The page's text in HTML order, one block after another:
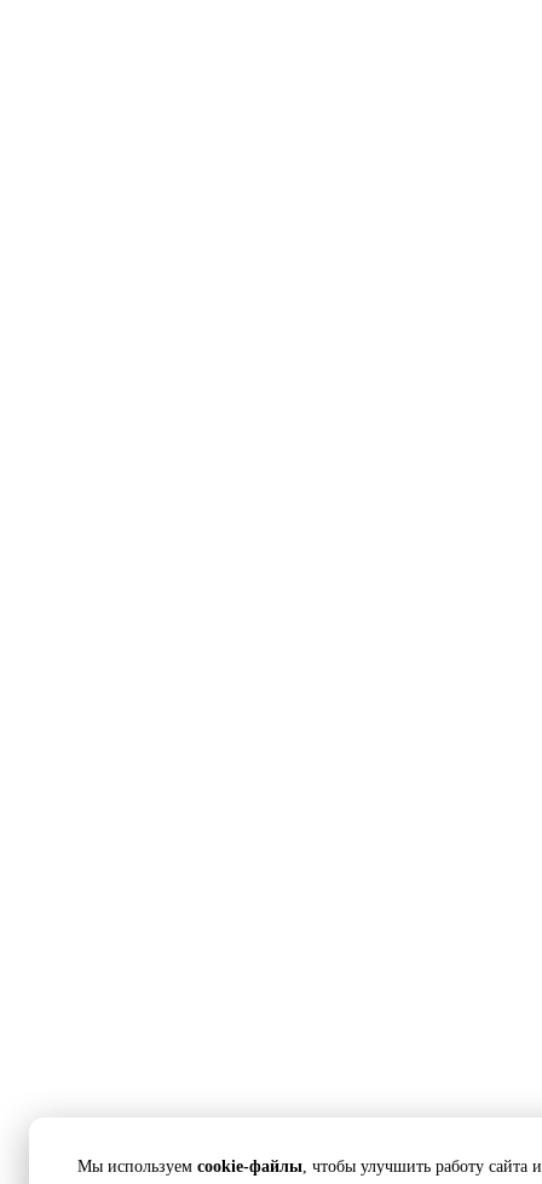
Мы используем cookie-файлы, чтобы улучшить работу сайта